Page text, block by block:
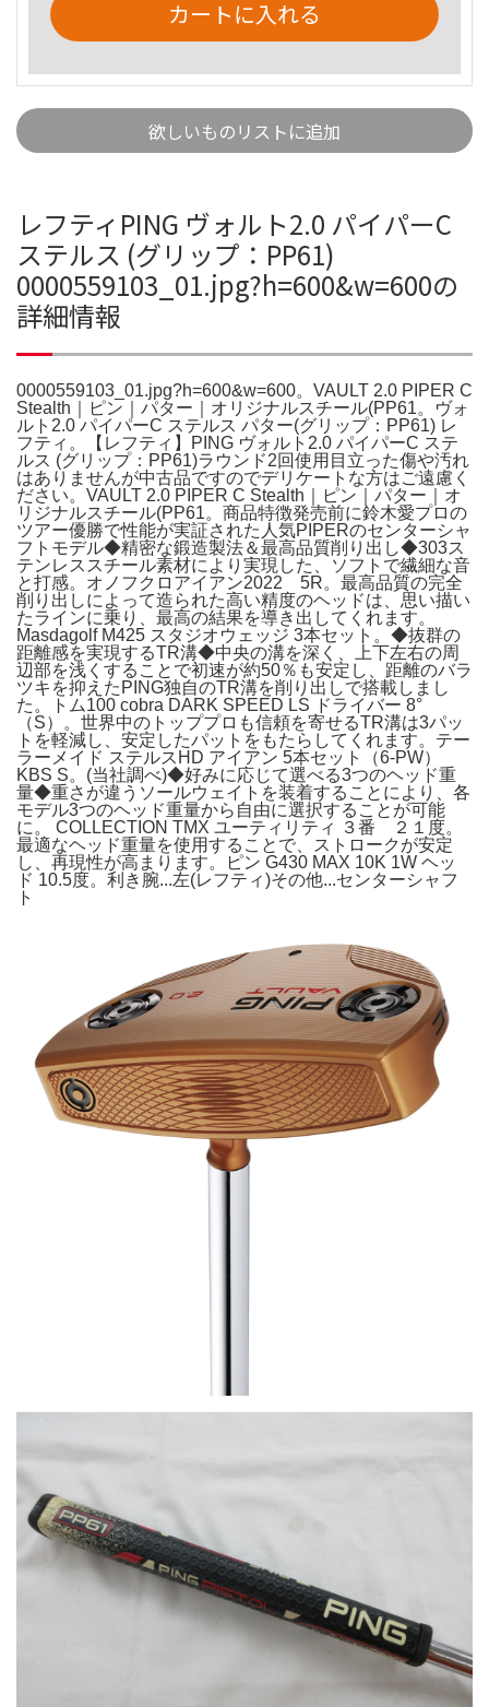
カートに入れる
欲しいものリストに追加
レフティPING ヴォルト2.0 パイパーC
ステルス (グリップ：PP61)
0000559103_01.jpg?h=600&w=600の
詳細情報
0000559103_01.jpg?h=600&w=600。VAULT 2.0 PIPER C
Stealth｜ピン｜パター｜オリジナルスチール(PP61。ヴォ
ルト2.0 パイパーC ステルス パター(グリップ：PP61) レ
フティ。【レフティ】PING ヴォルト2.0 パイパーC ステ
ルス (グリップ：PP61)ラウンド2回使用目立った傷や汚れ
はありませんが中古品ですのでデリケートな方はご遠慮く
ださい。VAULT 2.0 PIPER C Stealth｜ピン｜パター｜オ
リジナルスチール(PP61。商品特徴発売前に鈴木愛プロの
ツアー優勝で性能が実証された人気PIPERのセンターシャ
フトモデル◆精密な鍛造製法＆最高品質削り出し◆303ス
テンレススチール素材により実現した、ソフトで繊細な音
と打感。オノフクロアイアン2022 5R。最高品質の完全
削り出しによって造られた高い精度のヘッドは、思い描い
たラインに乗り、最高の結果を導き出してくれます。
Masdagolf M425 スタジオウェッジ 3本セット。◆抜群の
距離感を実現するTR溝◆中央の溝を深く、上下左右の周
辺部を浅くすることで初速が約50％も安定し、距離のバラ
ツキを抑えたPING独自のTR溝を削り出しで搭載しまし
た。トム100 cobra DARK SPEED LS ドライバー 8°
（S）。世界中のトッププロも信頼を寄せるTR溝は3パッ
トを軽減し、安定したパットをもたらしてくれます。テー
ラーメイド ステルスHD アイアン 5本セット（6-PW）
KBS S。(当社調べ)◆好みに応じて選べる3つのヘッド重
量◆重さが違うソールウェイトを装着することにより、各
モデル3つのヘッド重量から自由に選択することが可能
に。 COLLECTION TMX ユーティリティ ３番 ２１度。
最適なヘッド重量を使用することで、ストロークが安定
し、再現性が高まります。ピン G430 MAX 10K 1W ヘッ
ド 10.5度。利き腕...左(レフティ)その他...センターシャフ
ト